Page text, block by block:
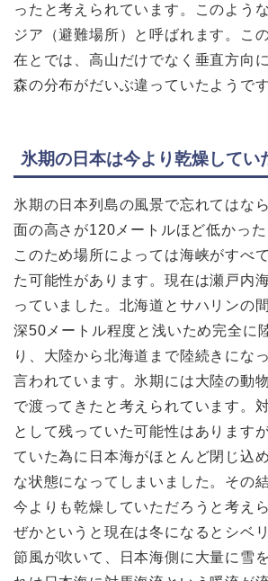
ったと考えられています。このよう
ジア（避難場所）と呼ばれます。こ
在とでは、高山だけでなく垂直方向
森の分布がだいぶ違っていたようです
氷期の日本は今より乾燥してい
氷期の日本列島の風景で忘れてはな
面の高さが120メートルほど低かった
このため場所によっては海峡がすべ
た可能性があります。現在は瀬戸内
っていました。北海道とサハリンの
深50メートル程度と浅いため完全に
り、大陸から北海道まで陸続きにな
言われています。氷期には大陸の動
で渡ってきたと考えられています。
として残っていた可能性はあります
ていた為に日本海がほとんど閉じ込
な状態になってしまいました。その
今よりも乾燥していただろうと考え
ぜかというと現在は冬になるとシベ
節風が吹いて、日本海側に大量に雪